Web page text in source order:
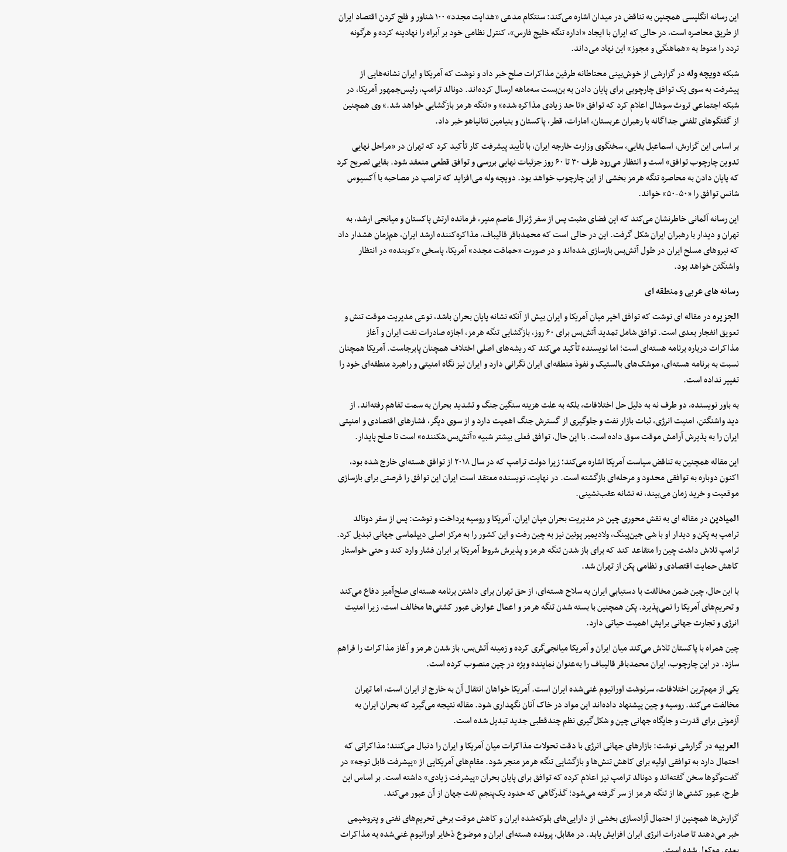
این رسانه انگلیسی همچنین به تناقض در میدان اشاره می‌کند: سنتکام مدعی «هدایت مجدد» ۱۰۰ شناور و فلج کردن اقتصاد ایران
از طریق محاصره است، در حالی که ایران با ایجاد «اداره تنگه خلیج فارس»، کنترل نظامی خود بر آبراه را نهادینه کرده و هرگونه
تردد را منوط به «هماهنگی و مجوز» این نهاد می‌داند.
شبکهدویچه ولهدر گزارشی از خوش‌بینی محتاطانه طرفین مذاکرات صلح خبر داد و نوشت که آمریکا و ایران نشانه‌هایی از
پیشرفت به سوی یک توافق چارچوبی برای پایان دادن به بن‌بست سه‌ماهه ارسال کرده‌اند. دونالد ترامپ، رئیس‌جمهور آمریکا، در
شبکه اجتماعی تروث سوشال اعلام کرد که توافق «تا حد زیادی مذاکره شده» و «تنگه هرمز بازگشایی خواهد شد.» وی همچنین
از گفتگوهای تلفنی جداگانه با رهبران عربستان، امارات، قطر، پاکستان و بنیامین نتانیاهو خبر داد.
بر اساس این گزارش، اسماعیل بقایی، سخنگوی وزارت خارجه ایران، با تأیید پیشرفت کار تأکید کرد که تهران در «مراحل نهایی
تدوین چارچوب توافق» است و انتظار می‌رود ظرف ۳۰ تا ۶۰ روز جزئیات نهایی بررسی و توافق قطعی منعقد شود. بقایی تصریح کرد
که پایان دادن به محاصره تنگه هرمز بخشی از این چارچوب خواهد بود. دویچه وله می‌افزاید که ترامپ در مصاحبه با آکسیوس
شانس توافق را «۵۰-۵۰» خواند.
این رسانه آلمانی خاطرنشان می‌کند که این فضای مثبت پس از سفر ژنرال عاصم منیر، فرمانده ارتش پاکستان و میانجی ارشد، به
تهران و دیدار با رهبران ایران شکل گرفت. این در حالی است که محمدباقر قالیباف، مذاکره‌کننده ارشد ایران، هم‌زمان هشدار داد
که نیروهای مسلح ایران در طول آتش‌بس بازسازی شده‌اند و در صورت «حماقت مجدد» آمریکا، پاسخی «کوبنده» در انتظار
واشنگتن خواهد بود.
رسانه های عربی و منطقه ای
الجزیرهدر مقاله ای نوشت که توافق اخیر میان آمریکا و ایران بیش از آنکه نشانه پایان بحران باشد، نوعی مدیریت موقت تنش و
تعویق انفجار بعدی است. توافق شامل تمدید آتش‌بس برای ۶۰ روز، بازگشایی تنگه هرمز، اجازه صادرات نفت ایران و آغاز
مذاکرات درباره برنامه هسته‌ای است؛ اما نویسنده تأکید می‌کند که ریشه‌های اصلی اختلاف همچنان پابرجاست. آمریکا همچنان
نسبت به برنامه هسته‌ای، موشک‌های بالستیک و نفوذ منطقه‌ای ایران نگرانی دارد و ایران نیز نگاه امنیتی و راهبرد منطقه‌ای خود را
تغییر نداده است.
به باور نویسنده، دو طرف نه به دلیل حل اختلافات، بلکه به علت هزینه سنگین جنگ و تشدید بحران به سمت تفاهم رفته‌اند. از
دید واشنگتن، امنیت انرژی، ثبات بازار نفت و جلوگیری از گسترش جنگ اهمیت دارد و از سوی دیگر، فشارهای اقتصادی و امنیتی
ایران را به پذیرش آرامش موقت سوق داده است. با این حال، توافق فعلی بیشتر شبیه «آتش‌بس شکننده» است تا صلح پایدار.
این مقاله همچنین به تناقض سیاست آمریکا اشاره می‌کند؛ زیرا دولت ترامپ که در سال ۲۰۱۸ از توافق هسته‌ای خارج شده بود،
اکنون دوباره به توافقی محدود و مرحله‌ای بازگشته است. در نهایت، نویسنده معتقد است ایران این توافق را فرصتی برای بازسازی
موقعیت و خرید زمان می‌بیند، نه نشانه عقب‌نشینی.
المیادیندر مقاله ای به نقش محوری چین در مدیریت بحران میان ایران، آمریکا و روسیه پرداخت و نوشت: پس از سفر دونالد
ترامپ به پکن و دیدار او با شی جین‌پینگ، ولادیمیر پوتین نیز به چین رفت و این کشور را به مرکز اصلی دیپلماسی جهانی تبدیل کرد.
ترامپ تلاش داشت چین را متقاعد کند که برای باز شدن تنگه هرمز و پذیرش شروط آمریکا بر ایران فشار وارد کند و حتی خواستار
کاهش حمایت اقتصادی و نظامی پکن از تهران شد.
با این حال، چین ضمن مخالفت با دستیابی ایران به سلاح هسته‌ای، از حق تهران برای داشتن برنامه هسته‌ای صلح‌آمیز دفاع می‌کند
و تحریم‌های آمریکا را نمی‌پذیرد. پکن همچنین با بسته شدن تنگه هرمز و اعمال عوارض عبور کشتی‌ها مخالف است، زیرا امنیت
انرژی و تجارت جهانی برایش اهمیت حیاتی دارد.
چین همراه با پاکستان تلاش می‌کند میان ایران و آمریکا میانجی‌گری کرده و زمینه آتش‌بس، باز شدن هرمز و آغاز مذاکرات را فراهم
سازد. در این چارچوب، ایران محمدباقر قالیباف را به‌عنوان نماینده ویژه در چین منصوب کرده است.
یکی از مهم‌ترین اختلافات، سرنوشت اورانیوم غنی‌شده ایران است. آمریکا خواهان انتقال آن به خارج از ایران است، اما تهران
مخالفت می‌کند. روسیه و چین پیشنهاد داده‌اند این مواد در خاک آنان نگهداری شود. مقاله نتیجه می‌گیرد که بحران ایران به
آزمونی برای قدرت و جایگاه جهانی چین و شکل‌گیری نظم چندقطبی جدید تبدیل شده است.
العربیهدر گزارشی نوشت: بازارهای جهانی انرژی با دقت تحولات مذاکرات میان آمریکا و ایران را دنبال می‌کنند؛ مذاکراتی که
احتمال دارد به توافقی اولیه برای کاهش تنش‌ها و بازگشایی تنگه هرمز منجر شود. مقام‌های آمریکایی از «پیشرفت قابل توجه» در
گفت‌وگوها سخن گفته‌اند و دونالد ترامپ نیز اعلام کرده که توافق برای پایان بحران «پیشرفت زیادی» داشته است. بر اساس این
طرح، عبور کشتی‌ها از تنگه هرمز از سر گرفته می‌شود؛ گذرگاهی که حدود یک‌پنجم نفت جهان از آن عبور می‌کند.
گزارش‌ها همچنین از احتمال آزادسازی بخشی از دارایی‌های بلوکه‌شده ایران و کاهش موقت برخی تحریم‌های نفتی و پتروشیمی
خبر می‌دهند تا صادرات انرژی ایران افزایش یابد. در مقابل، پرونده هسته‌ای ایران و موضوع ذخایر اورانیوم غنی‌شده به مذاکرات